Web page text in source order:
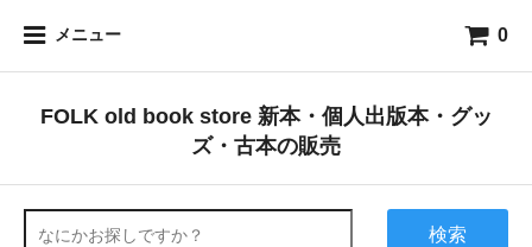
メニュー 0
FOLK old book store 新本・個人出版本・グッ
ズ・古本の販売
検索